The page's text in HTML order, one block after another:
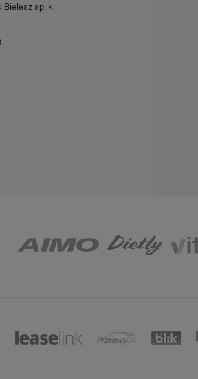
Bielesz sp. k.